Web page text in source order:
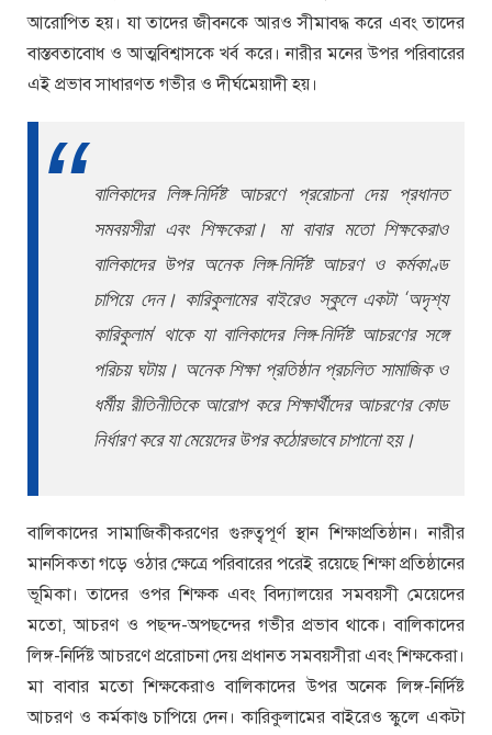
আরোপিত হয়। যা তাদের জীবনকে আরও সীমাবদ্ধ করে এবং তাদের
বাস্তবতাবোধ ও আত্মবিশ্বাসকে খর্ব করে। নারীর মনের উপর পরিবারের
এই প্রভাব সাধারণত গভীর ও দীর্ঘমেয়াদী হয়।
বালিকাদের লিঙ্গ-নির্দিষ্ট আচরণে প্ররোচনা দেয় প্রধানত
সমবয়সীরা এবং শিক্ষকেরা। মা বাবার মতো শিক্ষকেরাও
বালিকাদের উপর অনেক লিঙ্গ-নির্দিষ্ট আচরণ ও কর্মকাণ্ড
চাপিয়ে দেন। কারিকুলামের বাইরেও স্কুলে একটা ‘অদৃশ্য
কারিকুলাম’ থাকে যা বালিকাদের লিঙ্গ-নির্দিষ্ট আচরণের সঙ্গে
পরিচয় ঘটায়। অনেক শিক্ষা প্রতিষ্ঠান প্রচলিত সামাজিক ও
ধর্মীয় রীতিনীতিকে আরোপ করে শিক্ষার্থীদের আচরণের কোড
নির্ধারণ করে যা মেয়েদের উপর কঠোরভাবে চাপানো হয়।
বালিকাদের সামাজিকীকরণের গুরুত্বপূর্ণ স্থান শিক্ষাপ্রতিষ্ঠান। নারীর
মানসিকতা গড়ে ওঠার ক্ষেত্রে পরিবারের পরেই রয়েছে শিক্ষা প্রতিষ্ঠানের
ভূমিকা। তাদের ওপর শিক্ষক এবং বিদ্যালয়ের সমবয়সী মেয়েদের
মতো, আচরণ ও পছন্দ-অপছন্দের গভীর প্রভাব থাকে। বালিকাদের
লিঙ্গ-নির্দিষ্ট আচরণে প্ররোচনা দেয় প্রধানত সমবয়সীরা এবং শিক্ষকেরা।
মা বাবার মতো শিক্ষকেরাও বালিকাদের উপর অনেক লিঙ্গ-নির্দিষ্ট
আচরণ ও কর্মকাণ্ড চাপিয়ে দেন। কারিকুলামের বাইরেও স্কুলে একটা